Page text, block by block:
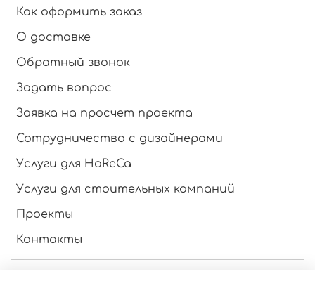
Как оформить заказ
О доставке
Обратный звонок
Задать вопрос
Заявка на просчет проекта
Сотрудничество с дизайнерами
Услуги для HoReCa
Услуги для стоительных компаний
Проекты
Контакты